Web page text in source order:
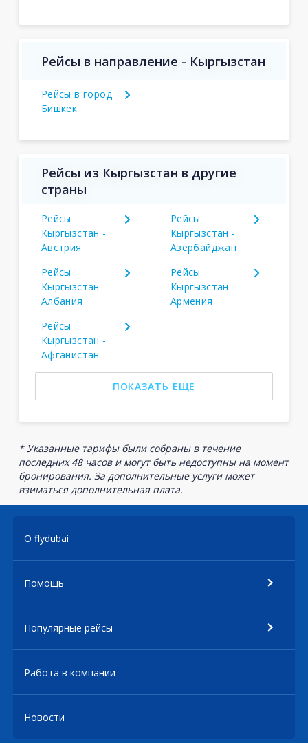
Рейсы в направление - Кыргызстан
Рейсы в город
Бишкек
Рейсы из Кыргызстан в другие
страны
Рейсы
Кыргызстан -
Австрия
Рейсы
Кыргызстан -
Азербайджан
Рейсы
Кыргызстан -
Албания
Рейсы
Кыргызстан -
Армения
Рейсы
Кыргызстан -
Афганистан
ПОКАЗАТЬ ЕЩЕ
* Указанные тарифы были собраны в течение
последних 48 часов и могут быть недоступны на момент
бронирования. За дополнительные услуги может
взиматься дополнительная плата.
О flydubai
Помощь
Популярные рейсы
Работа в компании
Новости